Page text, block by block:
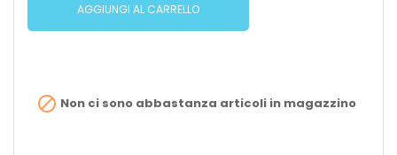
AGGIUNGI AL CARRELLO
 Non ci sono abbastanza articoli in magazzino